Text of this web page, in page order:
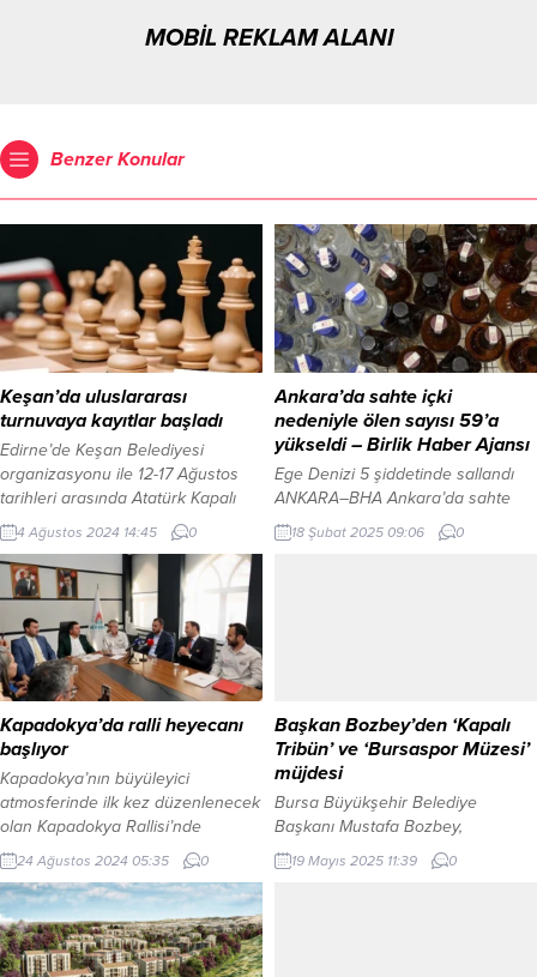
MOBİL REKLAM ALANI
Benzer Konular
Keşan’da uluslararası
turnuvaya kayıtlar başladı
Edirne’de Keşan Belediyesi
organizasyonu ile 12-17 Ağustos
tarihleri arasında Atatürk Kapalı
Spor Salonu’nda gerçekleştirilecek
satranç turnuvası için kayıtlar
başladı. Erdoğan DEMİR / EDİRNE
(İGFA) – Keşan Belediyesi XIX.
Uluslararası Açık Satranç
Turnuvası’nın kayıtlarının
başladığını duyurdu. Türkiye
satranç tarihinde önemli bir yere
sahip olan Keşan Belediyesi XIX.
Uluslararası Açık Satranç
Turnuva...
4 Ağustos 2024 14:45 0
Ankara’da sahte içki
nedeniyle ölen sayısı 59’a
yükseldi – Birlik Haber Ajansı
Ege Denizi 5 şiddetinde sallandı
ANKARA–BHA Ankara’da sahte
içkiden dolayı hayatını
kaybedenlerin sayısı 59’a ulaştı. 35
tutuklandı. Olayla ilgili soruşturma
devam ediyor.
18 Şubat 2025 09:06 0
Kapadokya’da ralli heyecanı
başlıyor
Kapadokya’nın büyüleyici
atmosferinde ilk kez düzenlenecek
olan Kapadokya Rallisi’nde
heyecan başlıyor. Bu akşam
Kayaşehir’den verilecek startı
verilecek ralli için tüm hazırlıklar
tamamlandı. NEVŞEHİR (İGFA) –
Nevşehir Belediyesi’nin ev
sahipliğinde Gençlik ve Spor
24 Ağustos 2024 05:35 0
Başkan Bozbey’den ‘Kapalı
Tribün’ ve ‘Bursaspor Müzesi’
müjdesi
Bursa Büyükşehir Belediye
Başkanı Mustafa Bozbey,
Altıparmak’taki eski stadyum
alanında kapalı tribünü tekrar
19 Mayıs 2025 11:39 0